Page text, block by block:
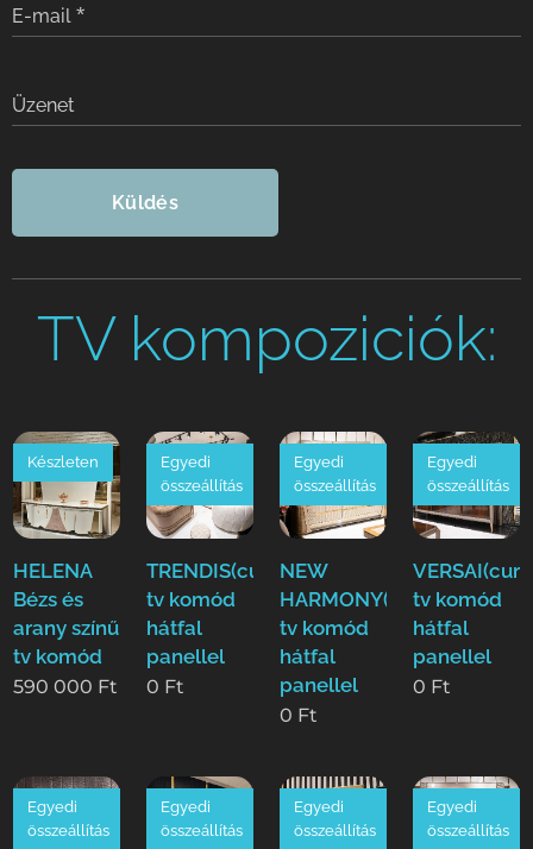
E-mail
Üzenet
Küldés
TV kompoziciók:
HELENA
Bézs és
arany színű
tv komód
Készleten
590 000 Ft
TRENDIS(cur)Luxus
tv komód
hátfal
panellel
Egyedi
összeállítás
0 Ft
NEW
HARMONY(cur)Luxus
tv komód
hátfal
panellel
Egyedi
összeállítás
0 Ft
tv komód
hátfal
panellel
Egyedi
összeállítás
0 Ft
Egyedi
összeállítás
Egyedi
összeállítás
Egyedi
összeállítás
Egyedi
összeállítás